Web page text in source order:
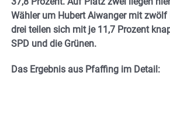
Wähler um Hubert Aiwanger mit
drei teilen sich mit je 11,7 Prozent
SPD und die Grünen.
Das Ergebnis aus Pfaffing im Detail: